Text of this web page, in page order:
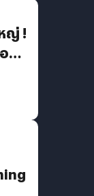
ญ่ !
ง